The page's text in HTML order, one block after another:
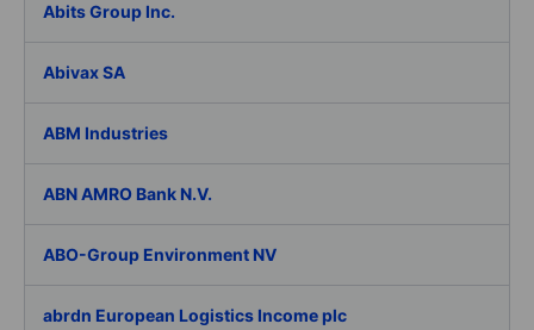
Abits Group Inc.
Abivax SA
ABM Industries
ABN AMRO Bank N.V.
ABO-Group Environment NV
abrdn European Logistics Income plc